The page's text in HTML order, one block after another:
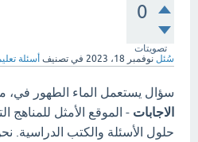
0
تصويتات
سُئل نوفمبر 18، 2023 في تصنيف أسئلة
سؤال يستعمل الماء الطهور في،
الاجابات - الموقع الأمثل للمناهج
حلول الأسئلة والكتب الدراسية.